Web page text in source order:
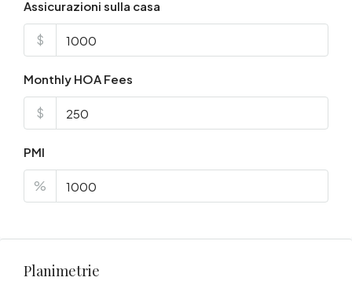
Assicurazioni sulla casa
$
Monthly HOA Fees
$
PMI
%
Planimetrie